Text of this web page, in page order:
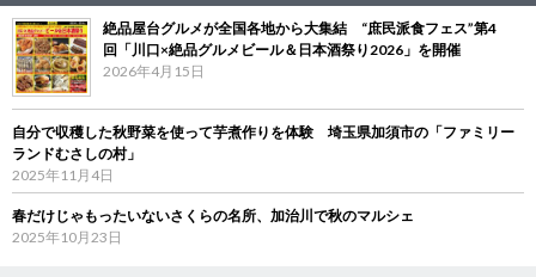
絶品屋台グルメが全国各地から大集結 “庶民派食フェス”第4
回「川口×絶品グルメビール＆日本酒祭り2026」を開催
2026年4月15日
自分で収穫した秋野菜を使って芋煮作りを体験 埼玉県加須市の「ファミリー
ランドむさしの村」
2025年11月4日
春だけじゃもったいないさくらの名所、加治川で秋のマルシェ
2025年10月23日